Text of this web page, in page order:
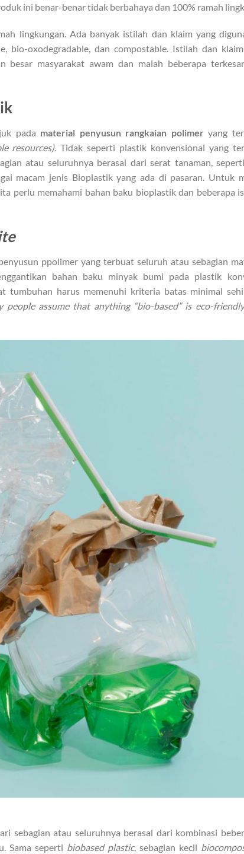
ini benar-benar tidak berbahaya dan 100% ramah
lingkungan. Ada banyak istilah dan klaim yang
bio-oxodegradable, dan compostable. Istilah dan
besar masyarakat awam dan malah beberapa
pada material penyusun rangkaian polimer yang
resources). Tidak seperti plastik konvensional yang
atau seluruhnya berasal dari serat tanaman,
macam jenis Bioplastik yang ada di pasaran. Untuk
perlu memahami bahan baku bioplastik dan beberapa
ppolimer yang terbuat seluruh atau sebagian
bahan baku minyak bumi pada plastik
tumbuhan harus memenuhi kriteria batas minimal
people assume that anything “bio-based” is eco-
sebagian atau seluruhnya berasal dari kombinasi
Sama seperti biobased plastic, sebagian kecil